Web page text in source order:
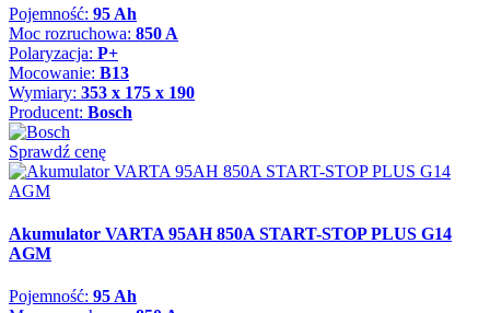
Pojemność: 95 Ah
Moc rozruchowa: 850 A
Polaryzacja: P+
Mocowanie: B13
Wymiary: 353 x 175 x 190
Producent: Bosch
Sprawdź cenę
Akumulator VARTA 95AH 850A START-STOP PLUS G14
AGM
Pojemność: 95 Ah